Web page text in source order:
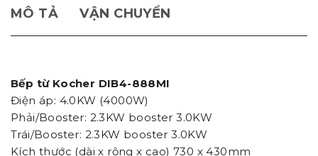
MÔ TẢ VẬN CHUYỂN
Bếp từ Kocher DIB4-888MI
Điện áp: 4.0KW (4000W)
Phải/Booster: 2.3KW booster 3.0KW
Trái/Booster: 2.3KW booster 3.0KW
Kích thước (dài x rộng x cao) 730 x 430mm